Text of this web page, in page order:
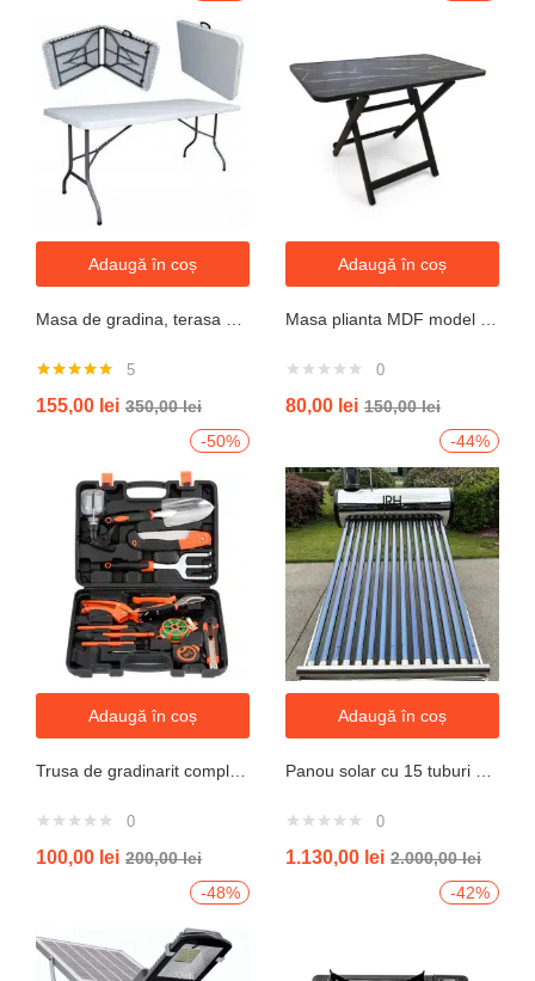
Adaugă în coș
5.00din 5
5
155,00 lei 350,00lei
Adaugă în coș
0
80,00 lei 150,00lei
-50%
Adaugă în coș
0
100,00 lei 200,00lei
-44%
Adaugă în coș
0
1.130,00 lei 2.000,00lei
-48%
-42%